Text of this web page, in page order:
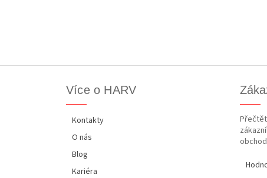
Více o HARV
Kontakty
O nás
Blog
Kariéra